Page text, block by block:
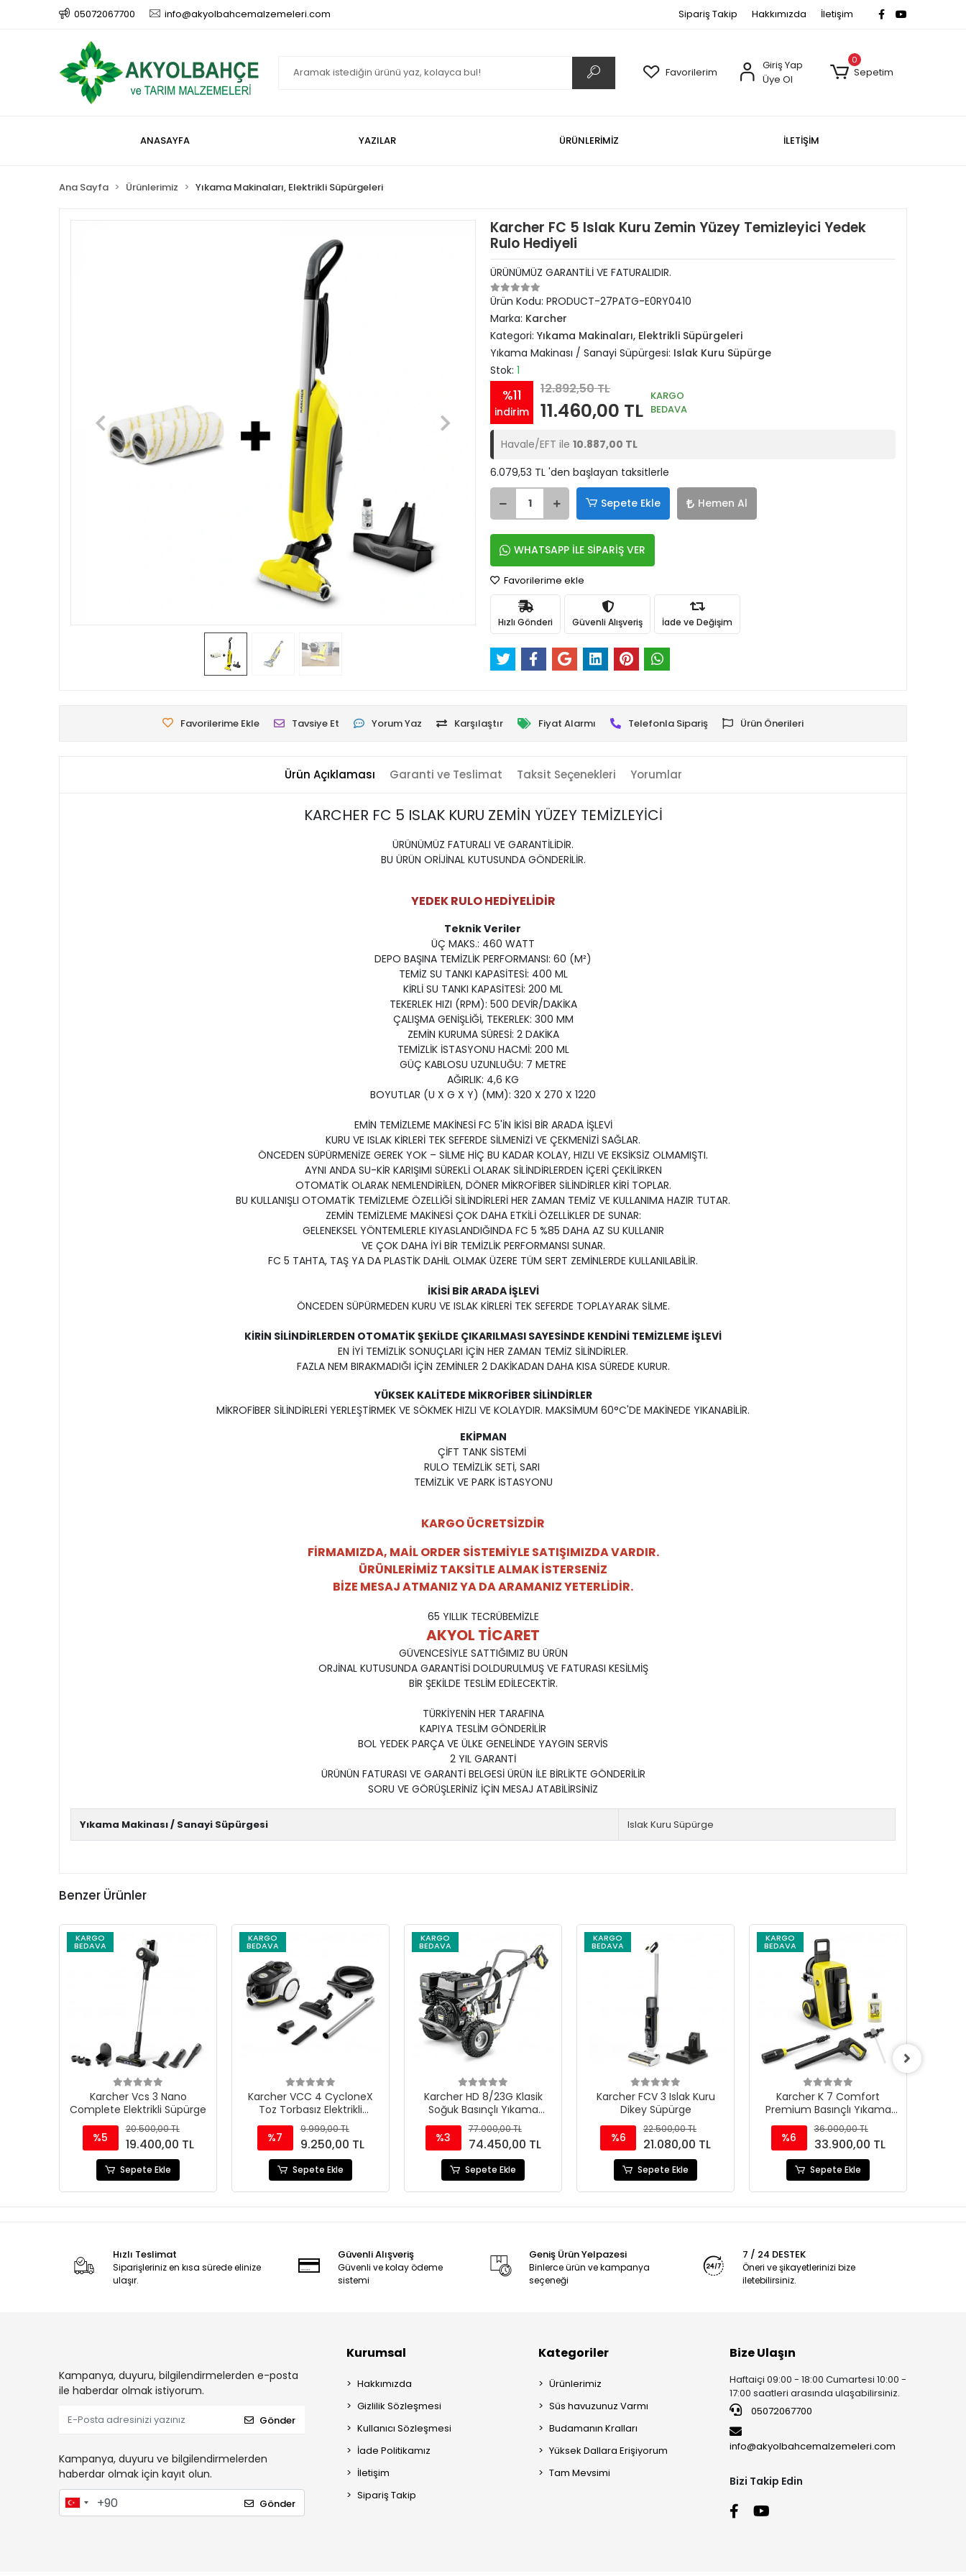
05072067700 info@akyolbahcemalzemeleri.com Sipariş Takip Hakkımızda İletişim
Favorilerim
Giriş Yap
Üye Ol
0
Sepetim
ANASAYFA YAZILAR ÜRÜNLERİMİZ İLETİŞİM
Ana Sayfa Ürünlerimiz Yıkama Makinaları, Elektrikli Süpürgeleri
Karcher FC 5 Islak Kuru Zemin Yüzey Temizleyici Yedek
Rulo Hediyeli
ÜRÜNÜMÜZ GARANTİLİ VE FATURALIDIR.
Ürün Kodu: PRODUCT-27PATG-E0RY0410
Marka: Karcher
Kategori: Yıkama Makinaları, Elektrikli Süpürgeleri
Yıkama Makinası / Sanayi Süpürgesi: Islak Kuru Süpürge
Stok: 1
%11
indirim
12.892,50 TL
11.460,00 TL
KARGO
BEDAVA
Havale/EFT ile 10.887,00 TL
6.079,53 TL 'den başlayan taksitlerle
Sepete Ekle Hemen Al
WHATSAPP İLE SİPARİŞ VER
Favorilerime ekle
Hızlı Gönderi Güvenli Alışveriş İade ve Değişim
Favorilerime Ekle Tavsiye Et Yorum Yaz Karşılaştır Fiyat Alarmı Telefonla Sipariş Ürün Önerileri
Ürün Açıklaması Garanti ve Teslimat Taksit Seçenekleri Yorumlar
KARCHER FC 5 ISLAK KURU ZEMİN YÜZEY TEMİZLEYİCİ
ÜRÜNÜMÜZ FATURALI VE GARANTİLİDİR.
BU ÜRÜN ORİJİNAL KUTUSUNDA GÖNDERİLİR.
YEDEK RULO HEDİYELİDİR
Teknik Veriler
ÜÇ MAKS.: 460 WATT
DEPO BAŞINA TEMİZLİK PERFORMANSI: 60 (M²)
TEMİZ SU TANKI KAPASİTESİ: 400 ML
KİRLİ SU TANKI KAPASİTESİ: 200 ML
TEKERLEK HIZI (RPM): 500 DEVİR/DAKİKA
ÇALIŞMA GENİŞLİĞİ, TEKERLEK: 300 MM
ZEMİN KURUMA SÜRESİ: 2 DAKİKA
TEMİZLİK İSTASYONU HACMİ: 200 ML
GÜÇ KABLOSU UZUNLUĞU: 7 METRE
AĞIRLIK: 4,6 KG
BOYUTLAR (U X G X Y) (MM): 320 X 270 X 1220
EMİN TEMİZLEME MAKİNESİ FC 5'İN İKİSİ BİR ARADA İŞLEVİ
KURU VE ISLAK KİRLERİ TEK SEFERDE SİLMENİZİ VE ÇEKMENİZİ SAĞLAR.
ÖNCEDEN SÜPÜRMENİZE GEREK YOK – SİLME HİÇ BU KADAR KOLAY, HIZLI VE EKSİKSİZ OLMAMIŞTI.
AYNI ANDA SU-KİR KARIŞIMI SÜREKLİ OLARAK SİLİNDİRLERDEN İÇERİ ÇEKİLİRKEN
OTOMATİK OLARAK NEMLENDİRİLEN, DÖNER MİKROFİBER SİLİNDİRLER KİRİ TOPLAR.
BU KULLANIŞLI OTOMATİK TEMİZLEME ÖZELLİĞİ SİLİNDİRLERİ HER ZAMAN TEMİZ VE KULLANIMA HAZIR TUTAR.
ZEMİN TEMİZLEME MAKİNESİ ÇOK DAHA ETKİLİ ÖZELLİKLER DE SUNAR:
GELENEKSEL YÖNTEMLERLE KIYASLANDIĞINDA FC 5 %85 DAHA AZ SU KULLANIR
VE ÇOK DAHA İYİ BİR TEMİZLİK PERFORMANSI SUNAR.
FC 5 TAHTA, TAŞ YA DA PLASTİK DAHİL OLMAK ÜZERE TÜM SERT ZEMİNLERDE KULLANILABİLİR.
İKİSİ BİR ARADA İŞLEVİ
ÖNCEDEN SÜPÜRMEDEN KURU VE ISLAK KİRLERİ TEK SEFERDE TOPLAYARAK SİLME.
KİRİN SİLİNDİRLERDEN OTOMATİK ŞEKİLDE ÇIKARILMASI SAYESİNDE KENDİNİ TEMİZLEME İŞLEVİ
EN İYİ TEMİZLİK SONUÇLARI İÇİN HER ZAMAN TEMİZ SİLİNDİRLER.
FAZLA NEM BIRAKMADIĞI İÇİN ZEMİNLER 2 DAKİKADAN DAHA KISA SÜREDE KURUR.
YÜKSEK KALİTEDE MİKROFİBER SİLİNDİRLER
MİKROFİBER SİLİNDİRLERİ YERLEŞTİRMEK VE SÖKMEK HIZLI VE KOLAYDIR. MAKSİMUM 60°C'DE MAKİNEDE YIKANABİLİR.
EKİPMAN
ÇİFT TANK SİSTEMİ
RULO TEMİZLİK SETİ, SARI
TEMİZLİK VE PARK İSTASYONU
KARGO ÜCRETSİZDİR
FİRMAMIZDA, MAİL ORDER SİSTEMİYLE SATIŞIMIZDA VARDIR.
ÜRÜNLERİMİZ TAKSİTLE ALMAK İSTERSENİZ
BİZE MESAJ ATMANIZ YA DA ARAMANIZ YETERLİDİR.
65 YILLIK TECRÜBEMİZLE
AKYOL TİCARET
GÜVENCESİYLE SATTIĞIMIZ BU ÜRÜN
ORJİNAL KUTUSUNDA GARANTİSİ DOLDURULMUŞ VE FATURASI KESİLMİŞ
BİR ŞEKİLDE TESLİM EDİLECEKTİR.
TÜRKİYENİN HER TARAFINA
KAPIYA TESLİM GÖNDERİLİR
BOL YEDEK PARÇA VE ÜLKE GENELİNDE YAYGIN SERVİS
2 YIL GARANTİ
ÜRÜNÜN FATURASI VE GARANTİ BELGESİ ÜRÜN İLE BİRLİKTE GÖNDERİLİR
SORU VE GÖRÜŞLERİNİZ İÇİN MESAJ ATABİLİRSİNİZ
Yıkama Makinası / Sanayi Süpürgesi Islak Kuru Süpürge
Benzer Ürünler
KARGO
BEDAVA
Karcher Vcs 3 Nano
Complete Elektrikli Süpürge
%5
20.500,00 TL
19.400,00 TL
Sepete Ekle
KARGO
BEDAVA
Karcher VCC 4 CycloneX
Toz Torbasız Elektrikli
Süpürge 800 W
%7
9.999,00 TL
9.250,00 TL
Sepete Ekle
KARGO
BEDAVA
Karcher HD 8/23G Klasik
Soğuk Basınçlı Yıkama
Makinesi 230 Bar
%3
77.000,00 TL
74.450,00 TL
Sepete Ekle
KARGO
BEDAVA
Karcher FCV 3 Islak Kuru
Dikey Süpürge
%6
22.500,00 TL
21.080,00 TL
Sepete Ekle
KARGO
BEDAVA
Karcher K 7 Comfort
Premium Basınçlı Yıkama
Makinesi
%6
36.000,00 TL
33.900,00 TL
Sepete Ekle
Hızlı Teslimat
Siparişleriniz en kısa sürede elinize
ulaşır.
Güvenli Alışveriş
Güvenli ve kolay ödeme
sistemi
Geniş Ürün Yelpazesi
Binlerce ürün ve kampanya
seçeneği
7 / 24 DESTEK
Öneri ve şikayetlerinizi bize
iletebilirsiniz.
Kampanya, duyuru, bilgilendirmelerden e-posta
ile haberdar olmak istiyorum.
Gönder
Kampanya, duyuru ve bilgilendirmelerden
haberdar olmak için kayıt olun.
Gönder
Kurumsal
Hakkımızda
Gizlilik Sözleşmesi
Kullanıcı Sözleşmesi
İade Politikamız
İletişim
Sipariş Takip
Kategoriler
Ürünlerimiz
Süs havuzunuz Varmı
Budamanın Kralları
Yüksek Dallara Erişiyorum
Tam Mevsimi
Bize Ulaşın
Haftaiçi 09:00 - 18:00 Cumartesi 10:00 -
17:00 saatleri arasında ulaşabilirsiniz.
05072067700
info@akyolbahcemalzemeleri.com
Bizi Takip Edin